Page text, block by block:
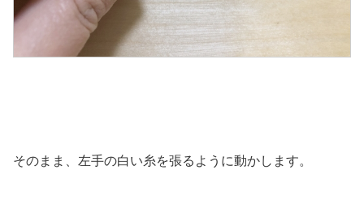
そのまま、左手の白い糸を張るように動かします。